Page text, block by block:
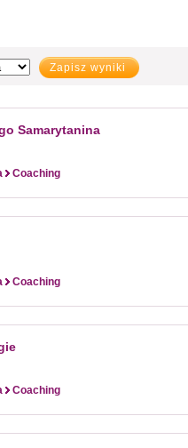
Zapisz wyniki
Samarytanina
Coaching
Coaching
Coaching